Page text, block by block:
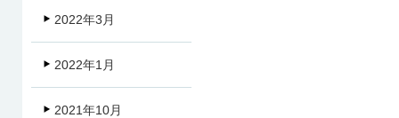
2022年3月
2022年1月
2021年10月